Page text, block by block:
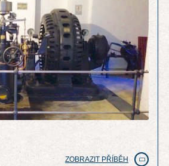
ZOBRAZIT PŘÍBĚH